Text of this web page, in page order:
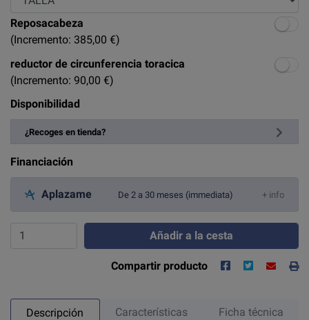
Reposacabeza
(Incremento: 385,00 €)
reductor de circunferencia toracica
(Incremento: 90,00 €)
Disponibilidad
¿Recoges en tienda?
Financiación
Aplazame De 2 a 30 meses (immediata) + info
Añadir a la cesta
Compartir producto
Descripción Características Ficha técnica